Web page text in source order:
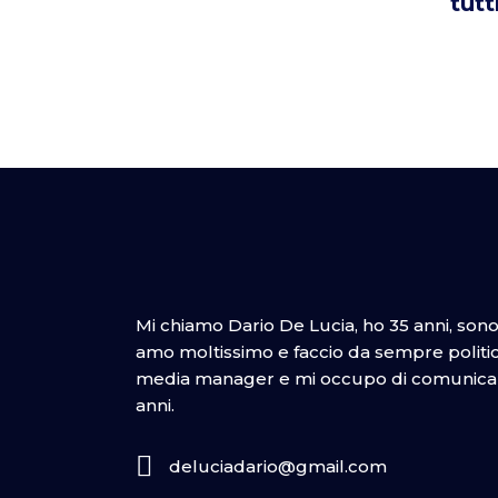
Mi chiamo Dario De Lucia, ho 35 anni,
amo moltissimo e faccio da sempre
media manager e mi occupo di
anni.
deluciadario@gmail.com